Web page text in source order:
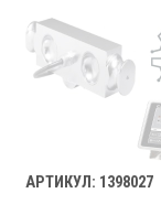
АРТИКУЛ: 1398027